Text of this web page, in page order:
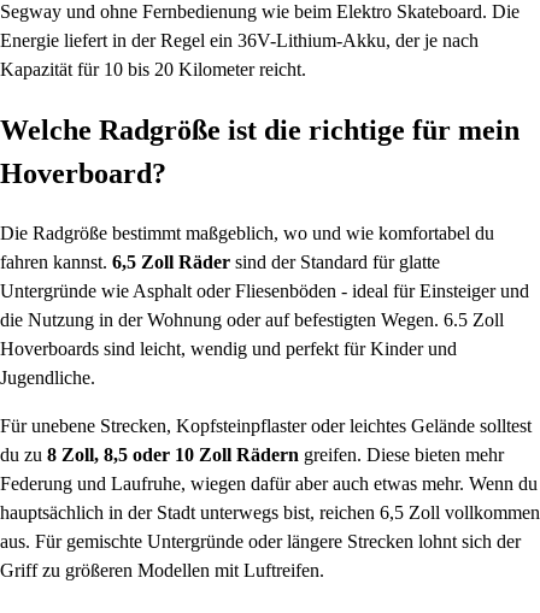
Segway und ohne Fernbedienung wie beim Elektro Skateboard. Die
Energie liefert in der Regel ein 36V-Lithium-Akku, der je nach
Kapazität für 10 bis 20 Kilometer reicht.
Welche Radgröße ist die richtige für mein
Hoverboard?
Die Radgröße bestimmt maßgeblich, wo und wie komfortabel du
fahren kannst. 6,5 Zoll Räder sind der Standard für glatte
Untergründe wie Asphalt oder Fliesenböden - ideal für Einsteiger und
die Nutzung in der Wohnung oder auf befestigten Wegen. 6.5 Zoll
Hoverboards sind leicht, wendig und perfekt für Kinder und
Jugendliche.
Für unebene Strecken, Kopfsteinpflaster oder leichtes Gelände solltest
du zu 8 Zoll, 8,5 oder 10 Zoll Rädern greifen. Diese bieten mehr
Federung und Laufruhe, wiegen dafür aber auch etwas mehr. Wenn du
hauptsächlich in der Stadt unterwegs bist, reichen 6,5 Zoll vollkommen
aus. Für gemischte Untergründe oder längere Strecken lohnt sich der
Griff zu größeren Modellen mit Luftreifen.